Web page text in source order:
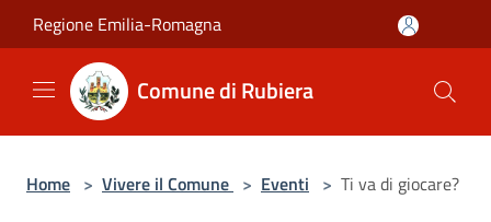
Salta al contenuto principale
Regione Emilia-Romagna
Comune di Rubiera
Home > Vivere il Comune > Eventi > Ti va di giocare?